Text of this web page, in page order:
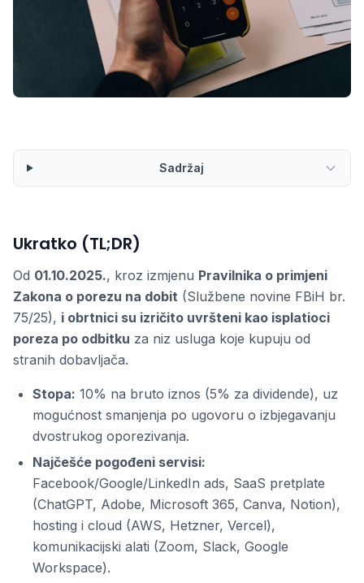
Sadržaj
Ukratko (TL;DR)
Od 01.10.2025., kroz izmjenu Pravilnika o primjeni
Zakona o porezu na dobit (Službene novine FBiH br.
75/25), i obrtnici su izričito uvršteni kao isplatioci
poreza po odbitku za niz usluga koje kupuju od
stranih dobavljača.
Stopa: 10% na bruto iznos (5% za dividende), uz
mogućnost smanjenja po ugovoru o izbjegavanju
dvostrukog oporezivanja.
Najčešće pogođeni servisi:
Facebook/Google/LinkedIn ads, SaaS pretplate
(ChatGPT, Adobe, Microsoft 365, Canva, Notion),
hosting i cloud (AWS, Hetzner, Vercel),
komunikacijski alati (Zoom, Slack, Google
Workspace).